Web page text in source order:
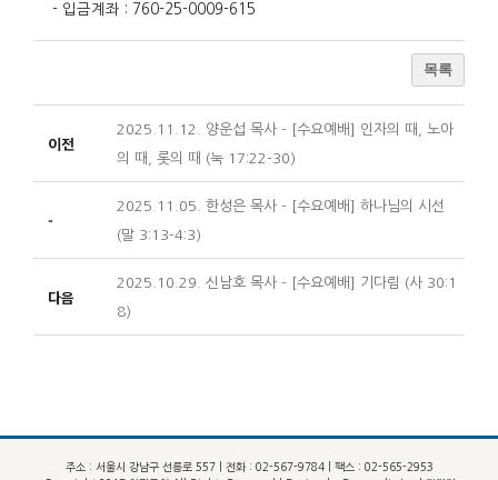
- 입금계좌 : 760-25-0009-615
목록
이전
2025.11.12. 양운섭 목사 - [수요예배] 인자의 때, 노아
의 때, 롯의 때 (눅 17:22-30)
-
2025.11.05. 한성은 목사 - [수요예배] 하나님의 시선
(말 3:13-4:3)
다음
2025.10.29. 신남호 목사 - [수요예배] 기다림 (사 30:1
8)
주소 : 서울시 강남구 선릉로 557 | 전화 : 02-567-9784 | 팩스 : 02-565-2953